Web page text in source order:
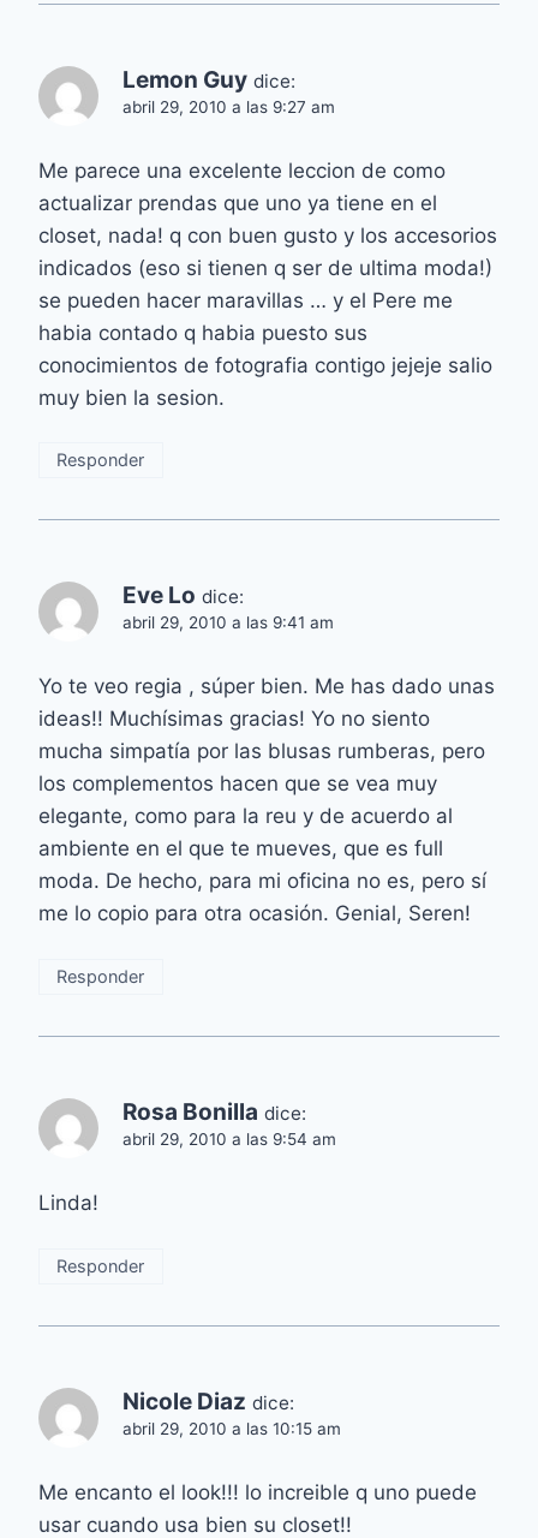
Lemon Guy dice:
abril 29, 2010 a las 9:27 am
Me parece una excelente leccion de como
actualizar prendas que uno ya tiene en el
closet, nada! q con buen gusto y los accesorios
indicados (eso si tienen q ser de ultima moda!)
se pueden hacer maravillas … y el Pere me
habia contado q habia puesto sus
conocimientos de fotografia contigo jejeje salio
muy bien la sesion.
Responder
Eve Lo dice:
abril 29, 2010 a las 9:41 am
Yo te veo regia , súper bien. Me has dado unas
ideas!! Muchísimas gracias! Yo no siento
mucha simpatía por las blusas rumberas, pero
los complementos hacen que se vea muy
elegante, como para la reu y de acuerdo al
ambiente en el que te mueves, que es full
moda. De hecho, para mi oficina no es, pero sí
me lo copio para otra ocasión. Genial, Seren!
Responder
Rosa Bonilla dice:
abril 29, 2010 a las 9:54 am
Linda!
Responder
Nicole Diaz dice:
abril 29, 2010 a las 10:15 am
Me encanto el look!!! lo increible q uno puede
usar cuando usa bien su closet!!